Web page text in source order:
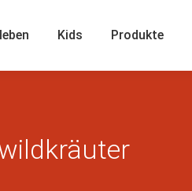
Kids Produkte